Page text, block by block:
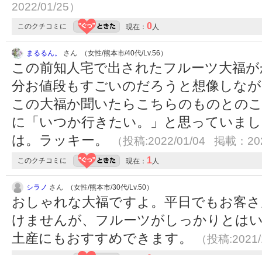
2022/01/25）
このクチコミに 現在： 0人
まるるん。 さん （女性/熊本市/40代/Lv.56）
この前知人宅で出されたフルーツ大福
分お値段もすごいのだろうと想像しな
この大福か聞いたらこちらのものとの
に「いつか行きたい。」と思っていま
は。ラッキー。
（投稿:2022/01/04 掲載：
このクチコミに 現在： 1人
シラノ さん （女性/熊本市/30代/Lv.50）
おしゃれな大福ですよ。平日でもお客
けませんが、フルーツがしっかりとは
土産にもおすすめできます。
（投稿